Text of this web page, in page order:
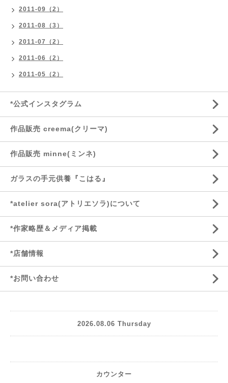
2011-09（2）
2011-08（3）
2011-07（2）
2011-06（2）
2011-05（2）
*公式インスタグラム
作品販売 creema(クリーマ)
作品販売 minne(ミンネ)
ガラスの手元供養『こはる』
*atelier sora(アトリエソラ)について
*作家略歴＆メディア掲載
*店舗情報
*お問い合わせ
2026.08.06 Thursday
カウンター